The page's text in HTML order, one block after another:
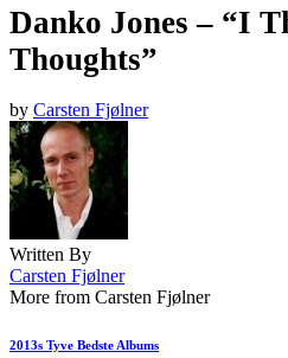
Danko Jones – “I
Thoughts”
by Carsten Fjølner
Written By
Carsten Fjølner
More from Carsten Fjølner
2013s Tyve Bedste Albums